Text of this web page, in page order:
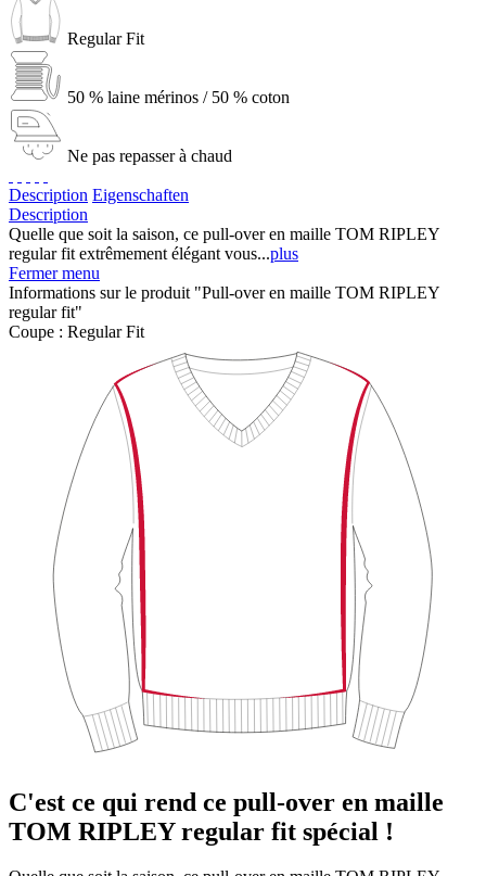
Regular Fit
50 % laine mérinos / 50 % coton
Ne pas repasser à chaud
Description Eigenschaften
Description
Quelle que soit la saison, ce pull-over en maille TOM RIPLEY
regular fit extrêmement élégant vous...plus
Fermer menu
Informations sur le produit "Pull-over en maille TOM RIPLEY
regular fit"
Coupe : Regular Fit
C'est ce qui rend ce pull-over en maille
TOM RIPLEY regular fit spécial !